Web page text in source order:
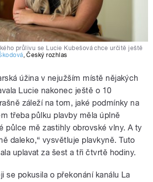
průlivu se Lucie Kubešová chce určitě ještě
,Český rozhlas
úžina v nejužším místě nějakých
Lucie nakonec ještě o 10
záleží na tom, jaké podmínky na
třeba půlku plavby měla úplně
půlce mě zastihly obrovské vlny. A ty
daleko,“ vysvětluje plavkyně. Tuto
uplavat za šest a tři čtvrtě hodiny.
se pokusila o překonání kanálu La